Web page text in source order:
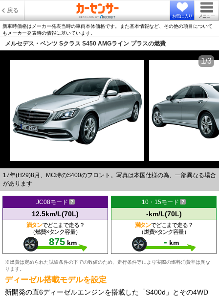
戻る
お気に入り メニュー
新車時価格はメーカー発表当時の車両本体価格です。また基本情報など、その他の項目について
もメーカー発表時の情報に基いています。
メルセデス・ベンツ Sクラス S450 AMGライン プラスの燃費
17年(H29)8月、MC時のS400のフロント。写真は本国仕様の為、一部異なる場合
があります
1/3
JC08モード
12.5km/L(70L)
満タンでどこまで走る？
（燃費×タンク容量）
875 km
10・15モード
-km/L(70L)
満タンでどこまで走る？
（燃費×タンク容量）
- km
※燃費は定められた試験条件の下での数値のため、走行条件等により実際の燃料消費率は異な
ります。
ディーゼル搭載モデルを設定
新開発の直6ディーゼルエンジンを搭載した「S400d」とその4WD